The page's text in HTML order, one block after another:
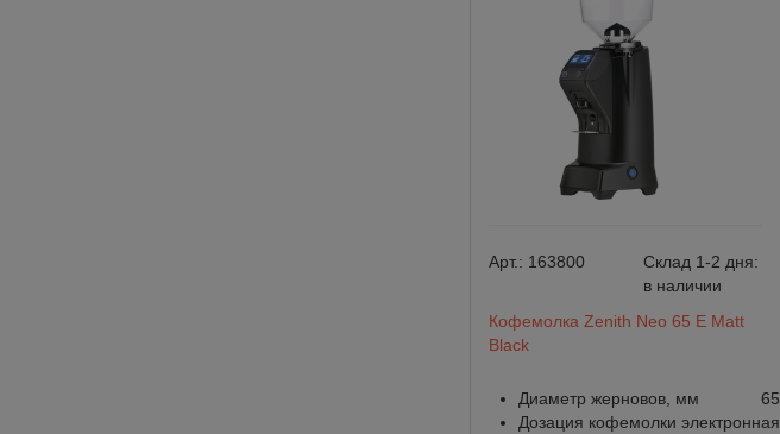
Арт.: 163800
Склад 1-2 дня:
в наличии
Кофемолка Zenith Neo 65 E Matt
Black
Диаметр жерновов, мм
65
Дозация кофемолки электронная